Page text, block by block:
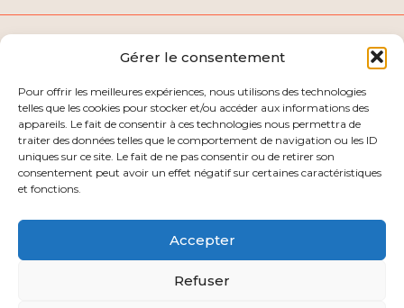
Gérer le consentement
Pour offrir les meilleures expériences, nous utilisons des technologies
telles que les cookies pour stocker et/ou accéder aux informations des
appareils. Le fait de consentir à ces technologies nous permettra de
traiter des données telles que le comportement de navigation ou les ID
uniques sur ce site. Le fait de ne pas consentir ou de retirer son
consentement peut avoir un effet négatif sur certaines caractéristiques
et fonctions.
Accepter
Refuser
Découvrez nos autres articles
Footer